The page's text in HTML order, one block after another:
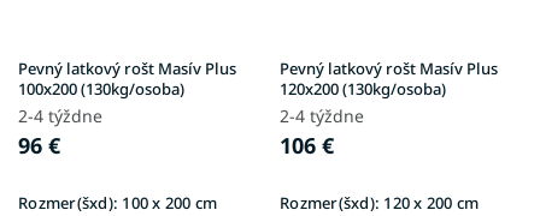
Pevný latkový rošt Masív Plus
100x200 (130kg/osoba)
2-4 týždne
96 €
Rozmer(šxd): 100 x 200 cm
Pevný latkový rošt Masív Plus
120x200 (130kg/osoba)
2-4 týždne
106 €
Rozmer(šxd): 120 x 200 cm